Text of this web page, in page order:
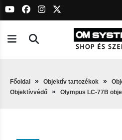
Főoldal Objektív tartozékok
Objektívvédő
Olympus LC-77B